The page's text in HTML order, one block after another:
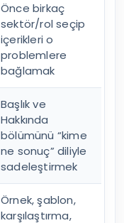
Önce birkaç
sektör/rol seçip
içerikleri o
problemlere
bağlamak
Başlık ve
Hakkında
bölümünü “kime
ne sonuç” diliyle
sadeleştirmek
Örnek, şablon,
karşılaştırma,